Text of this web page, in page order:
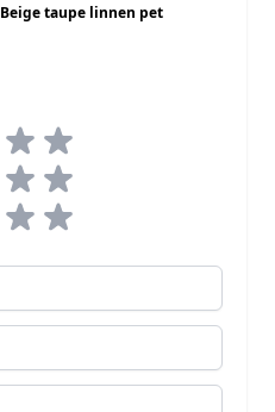
Beige taupe linnen pet